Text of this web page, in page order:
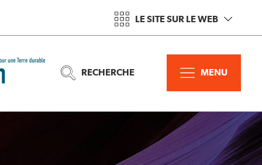
LE SITE SUR LE WEB
RECHERCHE MENU